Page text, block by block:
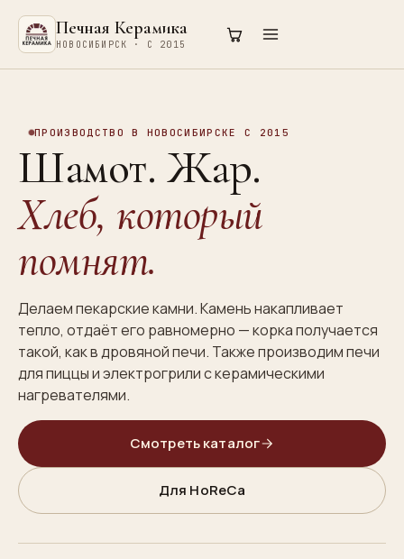
Печная Керамика
НОВОСИБИРСК · С 2015
ПРОИЗВОДСТВО В НОВОСИБИРСКЕ С 2015
Шамот. Жар.
Хлеб, который
помнят.
Делаем пекарские камни. Камень накапливает
тепло, отдаёт его равномерно — корка получается
такой, как в дровяной печи. Также производим печи
для пиццы и электрогрили с керамическими
нагревателями.
Смотреть каталог
Для HoReCa